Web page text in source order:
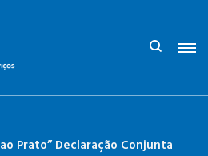
Prato” Declaração Conjunta